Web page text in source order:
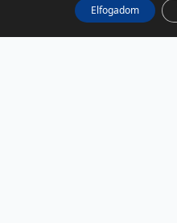
Elfogadom